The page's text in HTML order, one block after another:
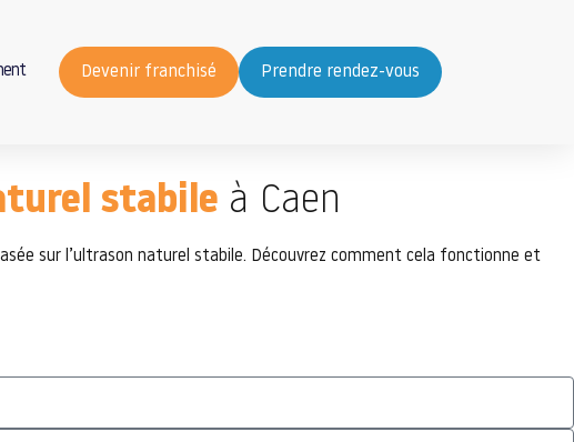
Devenir franchisé Prendre rendez-vous
stabile à Caen
sur l’ultrason naturel stabile. Découvrez comment cela fonctionne et